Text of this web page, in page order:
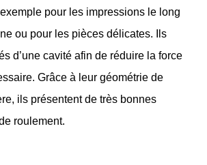
pour les impressions le long
ou pour les pièces délicates. Ils
d’une cavité afin de réduire la force
Grâce à leur géométrie de
ils présentent de très bonnes
roulement.